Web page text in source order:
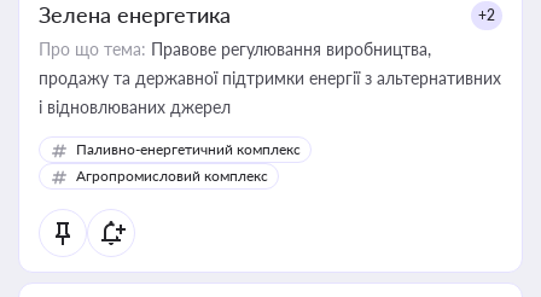
Зелена енергетика +2
Про що тема: Правове регулювання виробництва,
продажу та державної підтримки енергії з альтернативних
і відновлюваних джерел
Паливно-енергетичний комплекс
Агропромисловий комплекс